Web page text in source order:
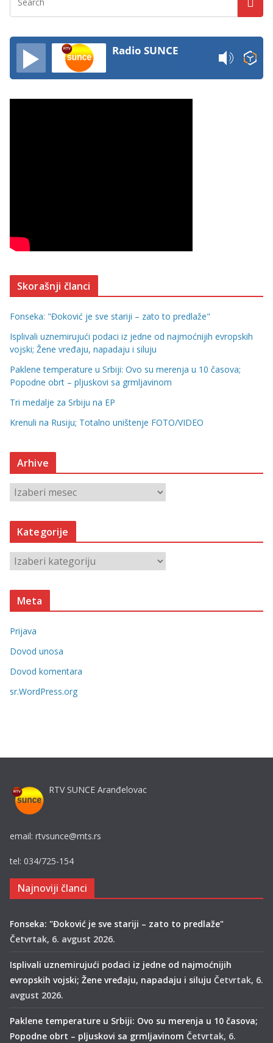
Radio SUNCE
Skorašnji članci
Fonseka: "Đoković je sve stariji – zato to predlaže"
Isplivali uznemirujući podaci iz jedne od najmoćnijih evropskih
vojski; Žene vređaju, napadaju i siluju
Paklene temperature u Srbiji: Ovo su merenja u 10 časova;
Popodne obrt – pljuskovi sa grmljavinom
Tri medalje za Srbiju na EP
Krenuli na Rusiju; Totalno uništenje FOTO/VIDEO
Arhive
r
h
v
Kategorije
a
t
o
r
i
e
Meta
Prijava
Dovod unosa
Dovod komentara
sr.WordPress.org
RTV SUNCE Aranđelovac
email: rtvsunce@mts.rs
tel: 034/725-154
Najnoviji članci
Fonseka: "Đoković je sve stariji – zato to predlaže"
Četvrtak, 6. avgust 2026.
Isplivali uznemirujući podaci iz jedne od najmoćnijih
evropskih vojski; Žene vređaju, napadaju i siluju Četvrtak, 6.
avgust 2026.
Paklene temperature u Srbiji: Ovo su merenja u 10 časova;
Popodne obrt – pljuskovi sa grmljavinom Četvrtak, 6.